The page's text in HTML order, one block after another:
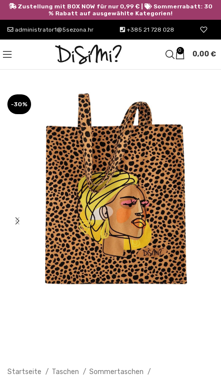
administrator1@5sezona.hr +385 21 728 028
0 0,00 €
-30%
Startseite Taschen
Sommertaschen
Zustellung mit BOX NOW für nur 0,99 € |
Sommerrabatt: 30
% Rabatt auf ausgewählte Kategorien!